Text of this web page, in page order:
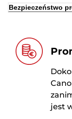
Bezpieczeństwo
jest